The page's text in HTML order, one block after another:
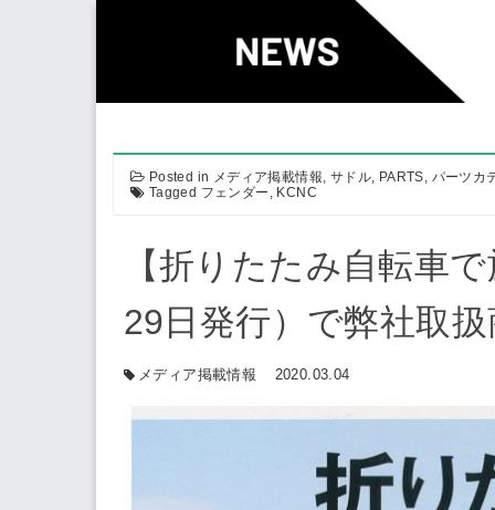
Posted in メディア掲載情報, サドル, PARTS, パーツカ
Tagged フェンダー , KCNC
【折りたたみ自転車
29日発行）で弊社取
メディア掲載情報 2020.03.04